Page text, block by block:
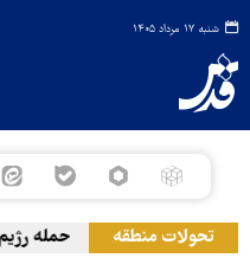
شنبه ۱۷ مرداد ۱۴۰۵
تحولات منطقه حمله رژیم